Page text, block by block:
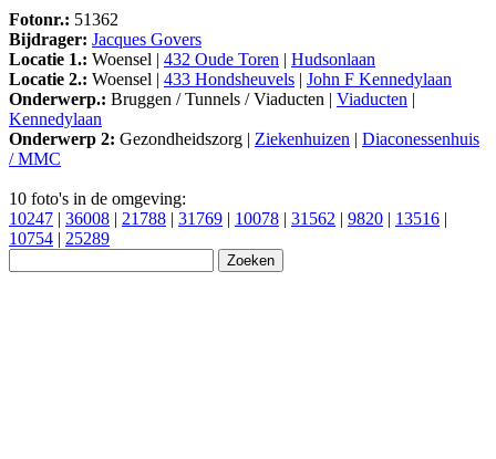
Fotonr.: 51362
Bijdrager: Jacques Govers
Locatie 1.: Woensel | 432 Oude Toren | Hudsonlaan
Locatie 2.: Woensel | 433 Hondsheuvels | John F Kennedylaan
Onderwerp.: Bruggen / Tunnels / Viaducten | Viaducten |
Kennedylaan
Onderwerp 2: Gezondheidszorg | Ziekenhuizen | Diaconessenhuis
/ MMC
10 foto's in de omgeving:
10247 | 36008 | 21788 | 31769 | 10078 | 31562 | 9820 | 13516 |
10754 | 25289